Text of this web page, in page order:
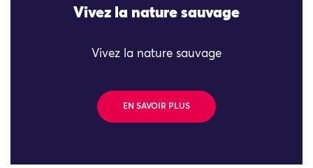
Vivez la nature sauvage
Vivez la nature sauvage
EN SAVOIR PLUS